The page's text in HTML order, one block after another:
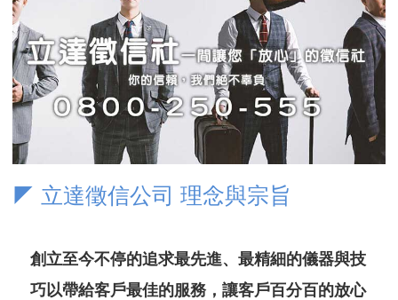
◤ 立達徵信公司 理念與宗旨
創立至今不停的追求最先進、最精細的儀器與技
巧以帶給客戶最佳的服務，讓客戶百分百的放心